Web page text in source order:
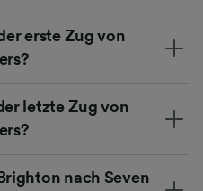
erste Zug von
letzte Zug von
nach Seven